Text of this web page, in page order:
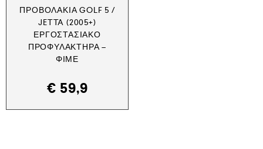
ΠΡΟΒΟΛΆΚΙΑ GOLF 5 /
JETTA (2005+)
ΕΡΓΟΣΤΑΣΙΑΚΌ
ΠΡΟΦΥΛΑΚΤΉΡΑ –
ΦΙΜΈ
€ 59,9